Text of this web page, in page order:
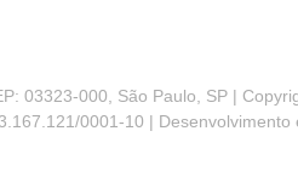
03323-000, São Paulo, SP |
0001-10 | Desenvolvimento